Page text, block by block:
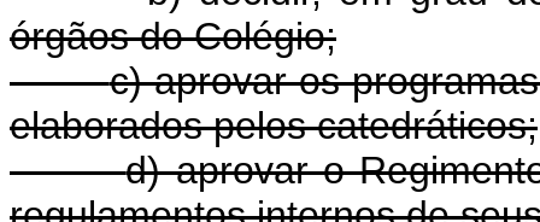
órgãos do Colégio;
c) aprovar os
elaborados pelos catedráticos;
d) aprovar o